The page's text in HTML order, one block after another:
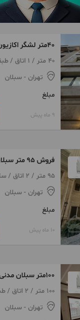
40متر لشگر اکازیون
40 متر / 1 اتاق / طبقه 2
تهران - سبلان
مبلغ
9 ماه پیش
فروش 95 متر سبلان
95 متر / 2 اتاق / ساخت 1403
تهران - سبلان
مبلغ
10 ماه پیش
100متر سبلان مدنی
100 متر / 2 اتاق / طبقه 8
تهران - سبلان